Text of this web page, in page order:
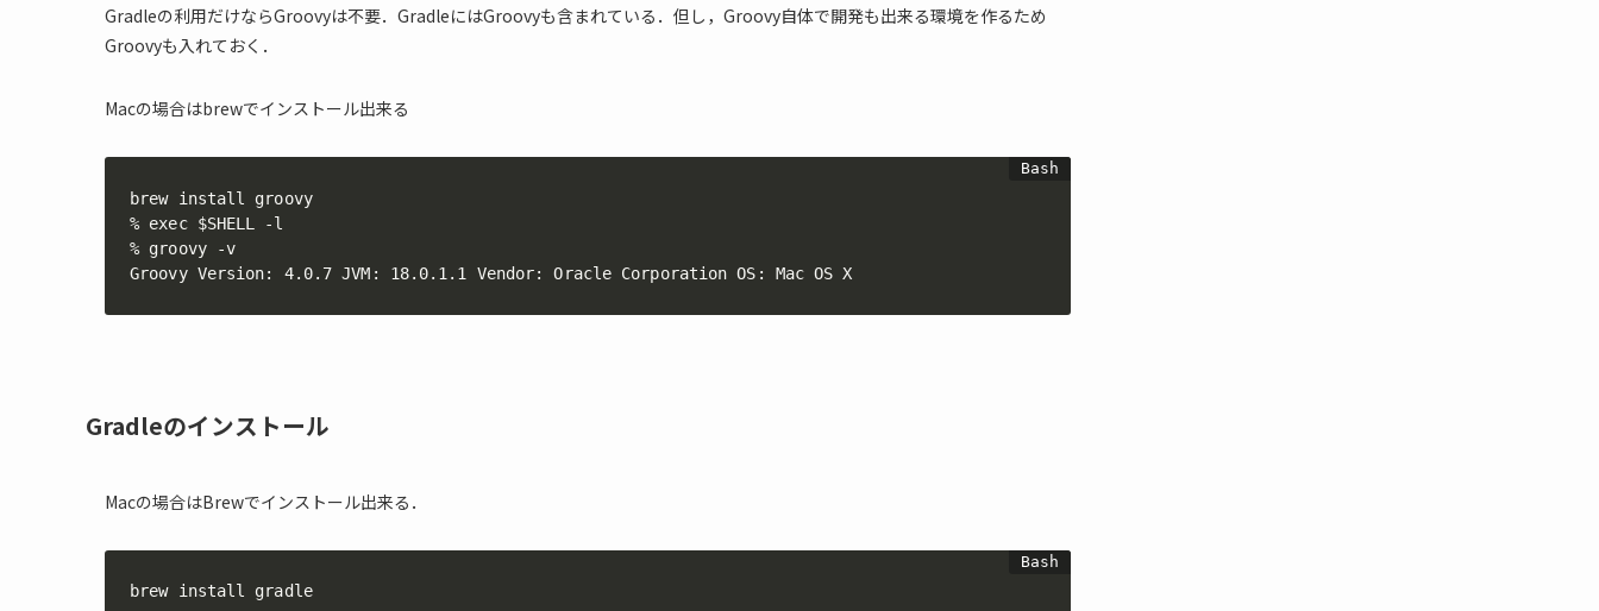
Gradleの利用だけならGroovyは不要．GradleにはGroovyも含まれている．但し，Groovy自体で開発も出来る環境を作るため
Groovyも入れておく．
Macの場合はbrewでインストール出来る
brew install groovy
% exec $SHELL -l
% groovy -v
Groovy Version: 4.0.7 JVM: 18.0.1.1 Vendor: Oracle Corporation OS: Mac OS X
Gradleのインストール
Macの場合はBrewでインストール出来る．
brew install gradle